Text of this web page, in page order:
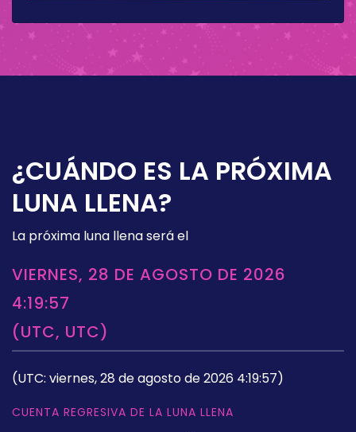
¿CUÁNDO ES LA PRÓXIMA
LUNA LLENA?
La próxima luna llena será el
VIERNES, 28 DE AGOSTO DE 2026
4:19:57
(UTC, UTC)
(UTC: viernes, 28 de agosto de 2026 4:19:57)
CUENTA REGRESIVA DE LA LUNA LLENA